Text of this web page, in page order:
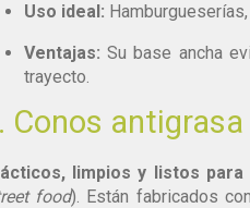
Uso ideal:
Ventajas: Su base ancha
trayecto.
Conos antigrasa
limpios y listos para
food). Están fabricados